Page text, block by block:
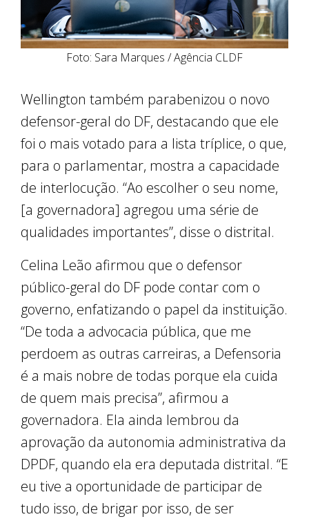
Foto: Sara Marques / Agência CLDF
Wellington também parabenizou o novo
defensor-geral do DF, destacando que ele
foi o mais votado para a lista tríplice, o que,
para o parlamentar, mostra a capacidade
de interlocução. “Ao escolher o seu nome,
[a governadora] agregou uma série de
qualidades importantes”, disse o distrital.
Celina Leão afirmou que o defensor
público-geral do DF pode contar com o
governo, enfatizando o papel da instituição.
“De toda a advocacia pública, que me
perdoem as outras carreiras, a Defensoria
é a mais nobre de todas porque ela cuida
de quem mais precisa”, afirmou a
governadora. Ela ainda lembrou da
aprovação da autonomia administrativa da
DPDF, quando ela era deputada distrital. “E
eu tive a oportunidade de participar de
tudo isso, de brigar por isso, de ser